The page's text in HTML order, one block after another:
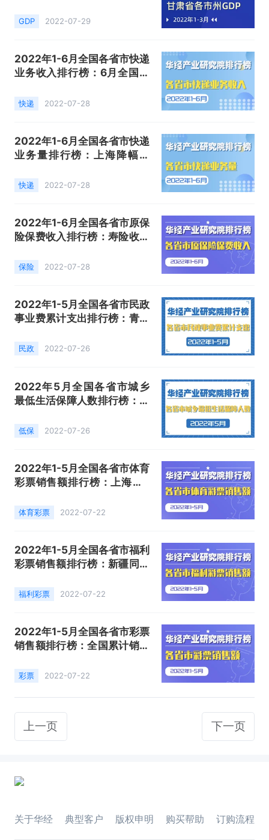
GDP 2022-07-29
2022年1-6月全国各省市快递
业务收入排行榜：6月全国快
同比增长6.6%
快递 2022-07-28
2022年1-6月全国各省市快递
业务量排行榜：上海降幅最
快递 2022-07-28
2022年1-6月全国各省市原保
险保费收入排行榜：寿险收入
保险 2022-07-28
2022年1-5月全国各省市民政
事业费累计支出排行榜：青海
29.9%
民政 2022-07-26
2022年5月全国各省市城乡
最低生活保障人数排行榜：仅
人数高于农村
低保 2022-07-26
2022年1-5月全国各省市体育
彩票销售额排行榜：上海的5
体育彩票 2022-07-22
2022年1-5月全国各省市福利
彩票销售额排行榜：新疆同比
福利彩票 2022-07-22
2022年1-5月全国各省市彩票
销售额排行榜：全国累计销售
彩票 2022-07-22
上一页 下一页
关于华经 典型客户 版权申明 购买帮助 订购流程